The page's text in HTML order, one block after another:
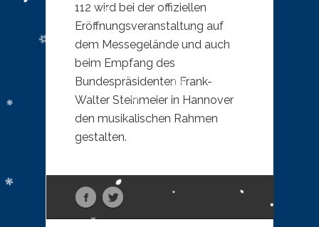
112 wird bei der offiziellen
Eröffnungsveranstaltung auf
dem Messegelände und auch
beim Empfang des
Bundespräsidenten Frank-
Walter Steinmeier in Hannover
den musikalischen Rahmen
gestalten.